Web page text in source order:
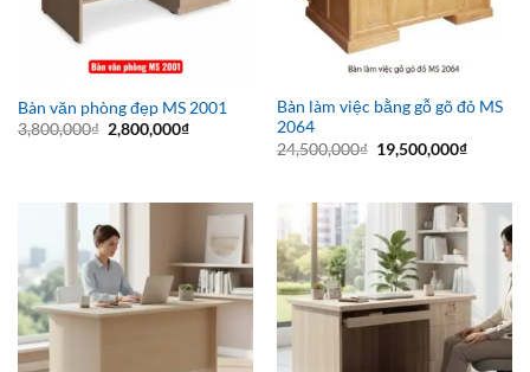
Bàn văn phòng đẹp MS 2001
3,800,000₫ Giá
gốc
2,800,000₫Giá
Bàn làm việc bằng gỗ gõ đỏ MS
2064
24,500,000₫ Giá
gốc
19,500,000₫Giá